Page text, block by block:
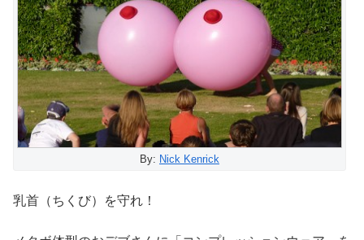
By: Nick Kenrick
乳首（ちくび）を守れ！